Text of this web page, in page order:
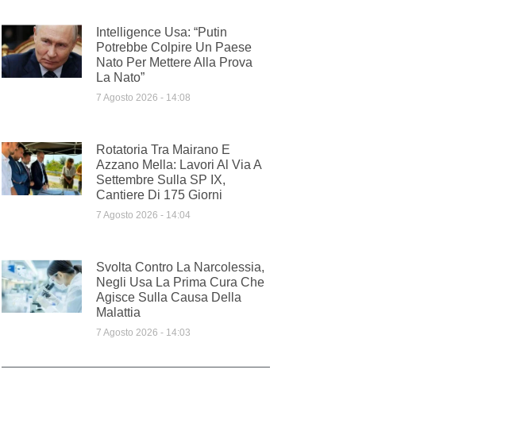
Intelligence Usa: “Putin
Potrebbe Colpire Un Paese
Nato Per Mettere Alla Prova
La Nato”
7 Agosto 2026 14:08
Rotatoria Tra Mairano E
Azzano Mella: Lavori Al Via A
Settembre Sulla SP IX,
Cantiere Di 175 Giorni
7 Agosto 2026 14:04
Svolta Contro La Narcolessia,
Negli Usa La Prima Cura Che
Agisce Sulla Causa Della
Malattia
7 Agosto 2026 14:03